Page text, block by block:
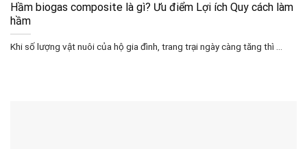
Hầm biogas composite là gì? Ưu điểm Lợi ích Quy cách làm
hầm
Khi số lượng vật nuôi của hộ gia đình, trang trại ngày càng tăng thì ...